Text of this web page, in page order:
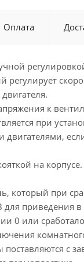
Оплата
к
при
двигателями,
на
который при
приведения в
0 или
с